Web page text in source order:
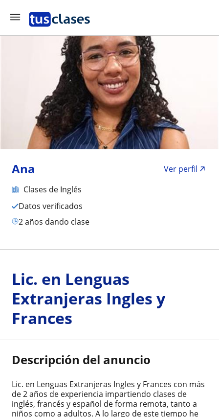
Ana
Ver perfil
Clases de Inglés
Datos verificados
2 años dando clase
Lic. en Lenguas
Extranjeras Ingles y
Frances
Descripción del anuncio
Lic. en Lenguas Extranjeras Ingles y Frances con más
de 2 años de experiencia impartiendo clases de
inglés, francés y español de forma remota, tanto a
niños como a adultos. A lo largo de este tiempo he